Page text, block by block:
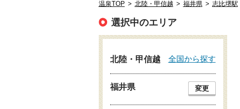
温泉TOP > 北陸・甲信越 > 福井県 > 志比堺駅
選択中のエリア
北陸・甲信越 全国から探す
福井県 変更